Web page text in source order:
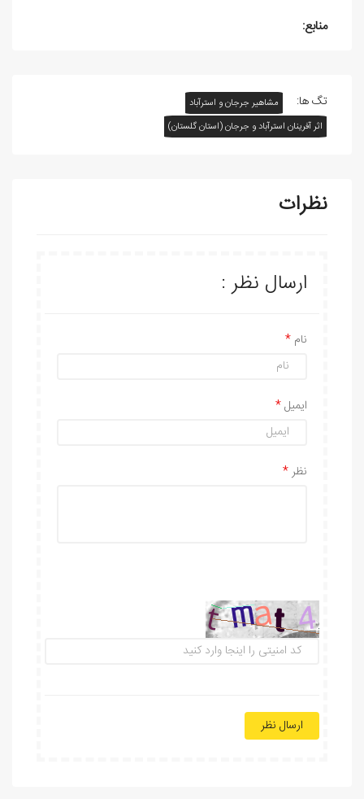
منابع:
تگ ها:
مشاهیر جرجان و استرآباد
اثر آفرينان استرآباد و جرجان (استان گلستان)
نظرات
ارسال نظر :
نام
ایمیل
نظر
ارسال نظر